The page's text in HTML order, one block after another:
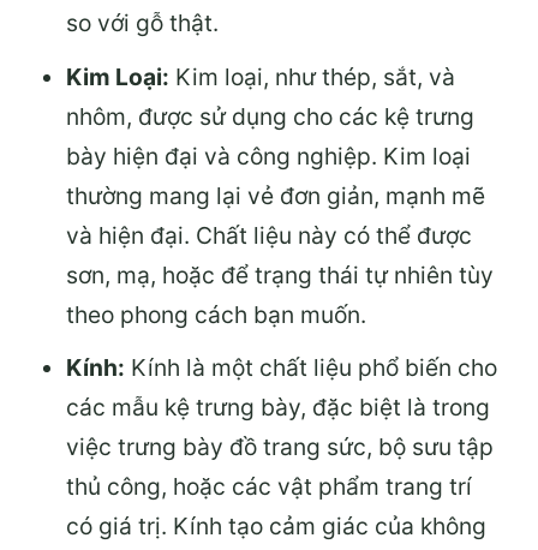
so với gỗ thật.
Kim Loại: Kim loại, như thép, sắt, và
nhôm, được sử dụng cho các kệ trưng
bày hiện đại và công nghiệp. Kim loại
thường mang lại vẻ đơn giản, mạnh mẽ
và hiện đại. Chất liệu này có thể được
sơn, mạ, hoặc để trạng thái tự nhiên tùy
theo phong cách bạn muốn.
Kính: Kính là một chất liệu phổ biến cho
các mẫu kệ trưng bày, đặc biệt là trong
việc trưng bày đồ trang sức, bộ sưu tập
thủ công, hoặc các vật phẩm trang trí
có giá trị. Kính tạo cảm giác của không